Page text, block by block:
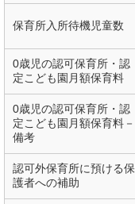
保育所入所待機児童数
0歳児の認可保育所・認
定こども園月額保育料
0歳児の認可保育所・認
定こども園月額保育料－
備考
認可外保育所に預ける保
護者への補助